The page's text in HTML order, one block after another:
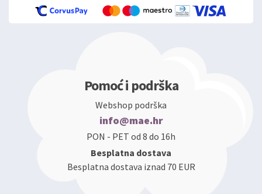
Pomoć i podrška
Webshop podrška
info@mae.hr
PON - PET od 8 do 16h
Besplatna dostava
Besplatna dostava iznad 70 EUR